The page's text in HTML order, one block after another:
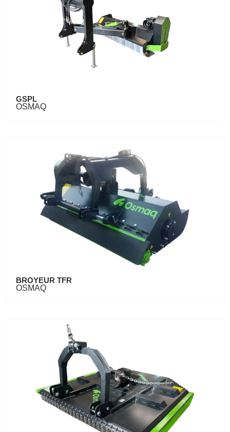
GSPL
OSMAQ
BROYEUR TFR
OSMAQ